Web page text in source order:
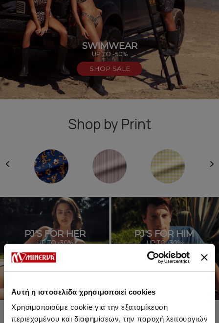
Αυτή η ιστοσελίδα χρησιμοποιεί cookies
Χρησιμοποιούμε cookie για την εξατομίκευση
περιεχομένου και διαφημίσεων, την παροχή λειτουργιών
SWIMWEAR
UP TO -50%
SHOP SALE
Shop by Print
PJ'S FOR HER
UP TO -30%
SHOP SALE
PJ'S FOR HIM
UP TO -30%
SHOP SALE